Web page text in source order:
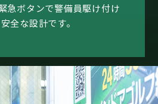
急ボタンで警備員駆け付け
全な設計です。